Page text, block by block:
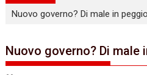
Nuovo governo? Di male in
Nuovo governo? Di male